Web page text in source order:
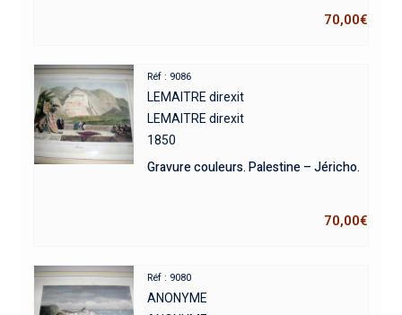
70,00€
Réf : 9086
LEMAITRE direxit
LEMAITRE direxit
1850
Gravure couleurs. Palestine – Jéricho.
70,00€
Réf : 9080
ANONYME